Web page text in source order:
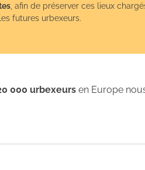
, afin de préserver ces lieux
futures urbexeurs.
000 urbexeurs en Europe